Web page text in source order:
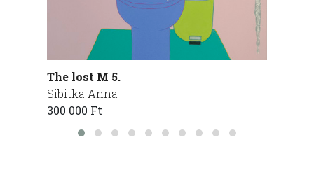
The lost M 5.
Sibitka Anna
300 000 Ft